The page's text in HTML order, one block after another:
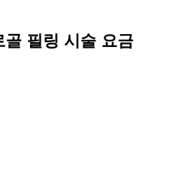
골 필링 시술 요금